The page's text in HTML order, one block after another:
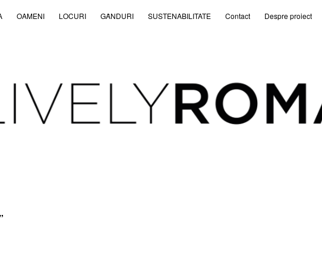
OAMENI LOCURI GȂNDURI SUSTENABILITATE Contact Despre proiect